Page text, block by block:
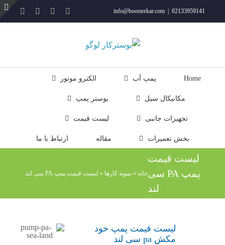
02133959141
info@boosterkar.com
YouTube
Instagram ایمیل
Home پمپ آب الکترو موتور
مکانیکال سیل بوستر پمپ
تجهیزات جانبی لیست قیمت
بخش تعمیرات مقاله ارتباط با ما
لیست قیمت
پمپ PA سی
لند
خانه » نمونه کارها » لیست قیمت پمپ PA سی لند
لیست قیمت پمپ خود
مکش pa سی لند